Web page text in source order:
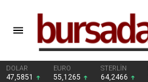
DOLAR
47,5851
EURO
55,1265
STERLİN
64,2466